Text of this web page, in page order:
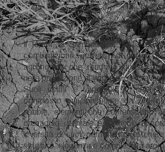
Il terroir di Sambuca di Sicilia è
combinazione perfetta di fattori
agronomici che rendono questo
nella produzione di vino e olio
Suoli ricchi e variegati: Il
composto principalmente da
sabbie, elementi che conferiscono
drenaggio ottimale e un ricco
diversità di suoli permette di
struttura, eleganza e complessità